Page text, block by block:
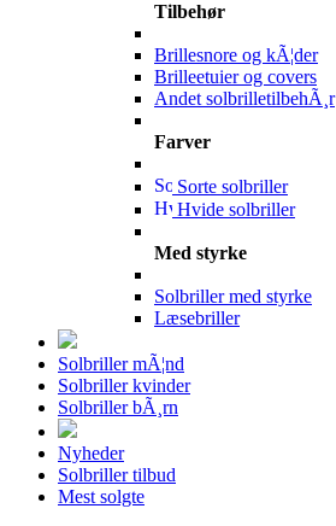
Tilbehør
Brillesnore og kÃ¦der
Brilleetuier og covers
Andet solbrilletilbehÃ¸r
Farver
Sorte solbriller
Hvide solbriller
Med styrke
Solbriller med styrke
Læsebriller
Solbriller mÃ¦nd
Solbriller kvinder
Solbriller bÃ¸rn
Nyheder
Solbriller tilbud
Mest solgte